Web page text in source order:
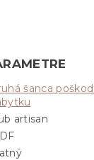
šanca
artisan